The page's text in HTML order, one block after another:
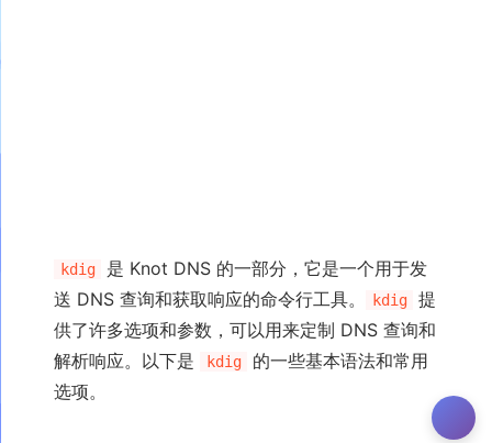
kdig
是 Knot DNS 的一部分，它是一个用于发
送 DNS 查询和获取响应的命令行工具。
kdig
提
供了许多选项和参数，可以用来定制 DNS 查询和
解析响应。以下是
kdig
的一些基本语法和常用
选项。